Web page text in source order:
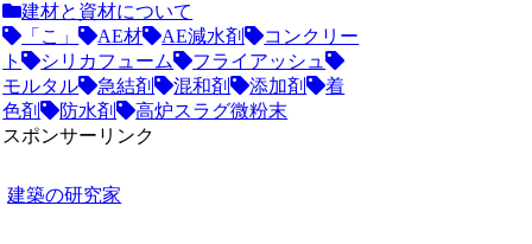
建材と資材について
「こ」
AE材 AE減水剤
コンクリー
ト
シリカフューム
フライアッシュ
モルタル
急結剤 混和剤 添加剤
着
色剤
防水剤
高炉スラグ微粉末
スポンサーリンク
建築の研究家